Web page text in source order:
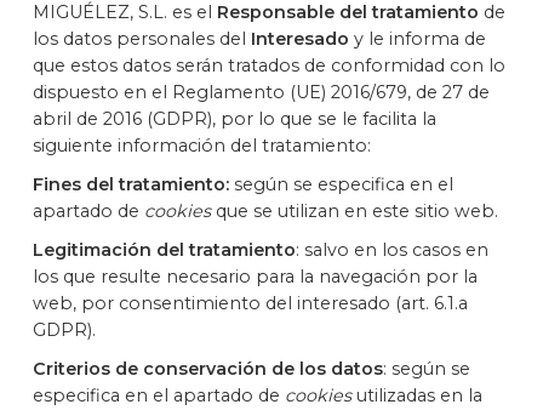
MIGUÉLEZ, S.L. es el Responsable del tratamiento de
los datos personales del Interesado y le informa de
que estos datos serán tratados de conformidad con lo
dispuesto en el Reglamento (UE) 2016/679, de 27 de
abril de 2016 (GDPR), por lo que se le facilita la
siguiente información del tratamiento:
Fines del tratamiento: según se especifica en el
apartado de cookies que se utilizan en este sitio web.
Legitimación del tratamiento: salvo en los casos en
los que resulte necesario para la navegación por la
web, por consentimiento del interesado (art. 6.1.a
GDPR).
Criterios de conservación de los datos: según se
especifica en el apartado de cookies utilizadas en la